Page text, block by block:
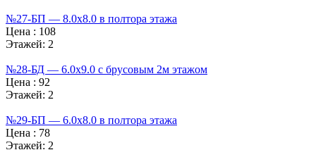
№27-БП — 8.0х8.0 в полтора этажа
Цена : 108
Этажей: 2
№28-БД — 6.0х9.0 с брусовым 2м этажом
Цена : 92
Этажей: 2
№29-БП — 6.0х8.0 в полтора этажа
Цена : 78
Этажей: 2